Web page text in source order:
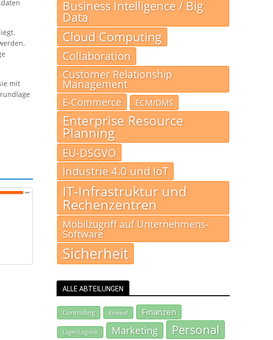
mit
Business Intelligence / Big
Data
Cloud Computing
Collaboration
Customer Relationship
Management
E-Commerce
ECM/DMS
Enterprise Resource
Planning
EU-DSGVO
Industrie 4.0 und IoT
IT-Infrastruktur und
Rechenzentren
Mobilzugriff auf Unternehmens-
Software
Sicherheit
ALLE ABTEILUNGEN
Controlling Einkauf Finanzen
Lager/Logistik Marketing Personal